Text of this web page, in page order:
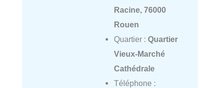
Racine, 76000
Rouen
Quartier : Quartier
Vieux-Marché
Cathédrale
Téléphone :